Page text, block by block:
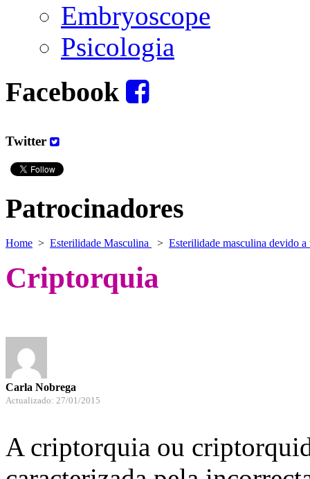
Embryoscope
Psicologia
Facebook
Twitter
Patrocinadores
Home > Esterilidade Masculina > Esterilidade masculina devido
Criptorquia
Carla Nobrega
Actualizado: 27/01/2015
A criptorquia ou